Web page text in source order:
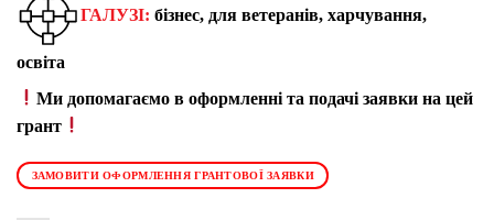
ГАЛУЗІ: бізнес, для ветеранів, харчування,
освіта
Ми допомагаємо в оформленні та подачі заявки на цей
грант
ЗАМОВИТИ ОФОРМЛЕННЯ ГРАНТОВОЇ ЗАЯВКИ